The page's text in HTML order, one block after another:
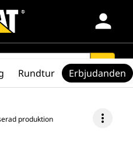
person
search
produktion more_vert
Rundtur Erbjudanden